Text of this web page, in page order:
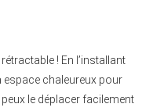
! En l’installant
espace chaleureux pour
peux le déplacer facilement